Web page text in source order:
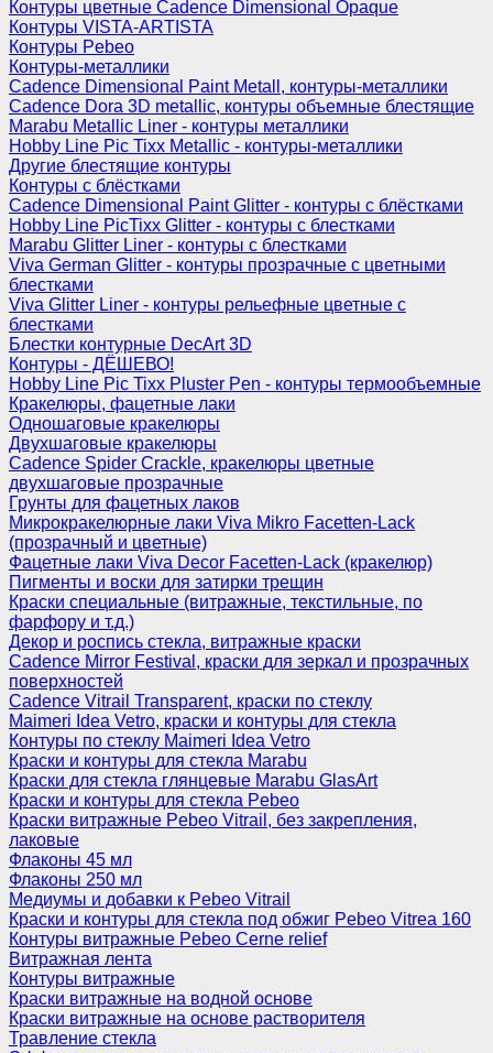
Контуры цветные Cadence Dimensional Opaque
Контуры VISTA-ARTISTA
Контуры Pebeo
Контуры-металлики
Cadence Dimensional Paint Metall, контуры-металлики
Cadence Dora 3D metallic, контуры объемные блестящие
Marabu Metallic Liner - контуры металлики
Hobby Line Pic Tixx Metallic - контуры-металлики
Другие блестящие контуры
Контуры с блёстками
Cadence Dimensional Paint Glitter - контуры с блёстками
Hobby Line PicTixx Glitter - контуры с блестками
Marabu Glitter Liner - контуры с блестками
Viva German Glitter - контуры прозрачные с цветными
блестками
Viva Glitter Liner - контуры рельефные цветные с
блестками
Блестки контурные DecArt 3D
Контуры - ДЁШЕВО!
Hobby Line Pic Tixx Pluster Pen - контуры термообъемные
Кракелюры, фацетные лаки
Одношаговые кракелюры
Двухшаговые кракелюры
Cadence Spider Crackle, кракелюры цветные
двухшаговые прозрачные
Грунты для фацетных лаков
Микрокракелюрные лаки Viva Mikro Facetten-Lack
(прозрачный и цветные)
Фацетные лаки Viva Decor Facetten-Lack (кракелюр)
Пигменты и воски для затирки трещин
Краски специальные (витражные, текстильные, по
фарфору и т.д.)
Декор и роспись стекла, витражные краски
Cadence Mirror Festival, краски для зеркал и прозрачных
поверхностей
Cadence Vitrail Transparent, краски по стеклу
Maimeri Idea Vetro, краски и контуры для стекла
Контуры по стеклу Maimeri Idea Vetro
Краски и контуры для стекла Marabu
Краски для стекла глянцевые Marabu GlasArt
Краски и контуры для стекла Pebeo
Краски витражные Pebeo Vitrail, без закрепления,
лаковые
Флаконы 45 мл
Флаконы 250 мл
Медиумы и добавки к Pebeo Vitrail
Краски и контуры для стекла под обжиг Pebeo Vitrea 160
Контуры витражные Pebeo Cerne relief
Витражная лента
Контуры витражные
Краски витражные на водной основе
Краски витражные на основе растворителя
Травление стекла